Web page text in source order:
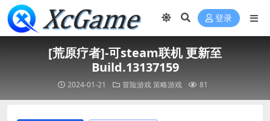
登录
[荒原疗者]-可steam联机 更新至
Build.13137159
2024-01-21 冒险游戏 策略游戏 81